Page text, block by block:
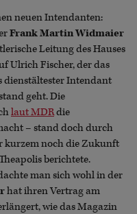
neuen Intendanten:
Frank Martin Widmaier
Leitung des Hauses
Ulrich Fischer, der das
dienstältester Intendant
geht. Die
laut MDRdie
– stand doch durch
kurzem noch die Zukunft
berichtete.
man sich wohl in der
hat ihren Vertrag am
wie das Magazin